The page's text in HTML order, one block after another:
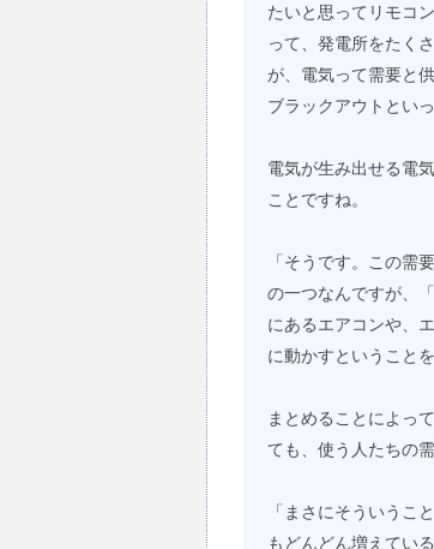
たいと思ってリモコ
って、発電所をたく
が、電気って需要と
ブラックアウトとい
電気が生み出せる電
ことですね。
「そうです。この需
の一つなんですが、
にあるエアコンや、
に動かすということ
まとめることによっ
ても、使う人たちの
「まさにそういうこ
もどんどん増えてい